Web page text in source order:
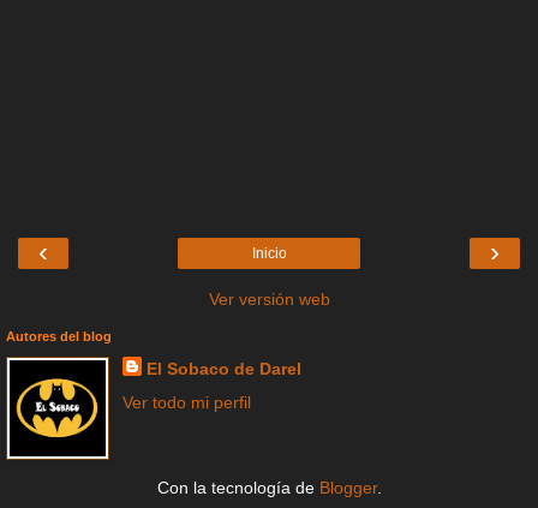
‹ ›
Inicio
Ver versión web
Autores del blog
El Sobaco de Darel
Ver todo mi perfil
Con la tecnología de Blogger.